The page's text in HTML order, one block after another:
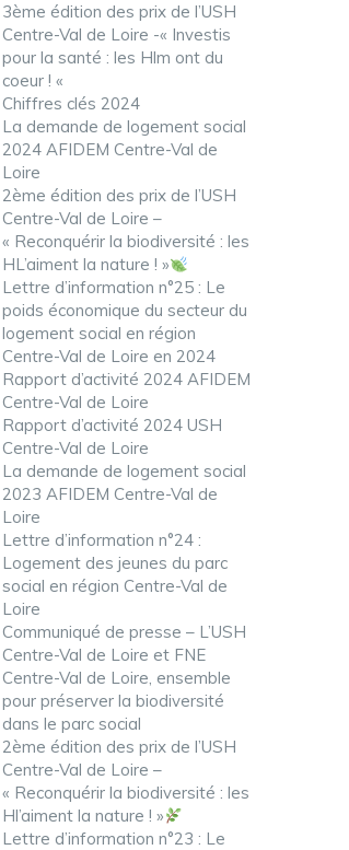
3ème édition des prix de l’USH
Centre-Val de Loire -« Investis
pour la santé : les Hlm ont du
coeur ! «
Chiffres clés 2024
La demande de logement social
2024 AFIDEM Centre-Val de
Loire
2ème édition des prix de l’USH
Centre-Val de Loire –
« Reconquérir la biodiversité : les
HL’aiment la nature ! »
Lettre d’information n°25 : Le
poids économique du secteur du
logement social en région
Centre-Val de Loire en 2024
Rapport d’activité 2024 AFIDEM
Centre-Val de Loire
Rapport d’activité 2024 USH
Centre-Val de Loire
La demande de logement social
2023 AFIDEM Centre-Val de
Loire
Lettre d’information n°24 :
Logement des jeunes du parc
social en région Centre-Val de
Loire
Communiqué de presse – L’USH
Centre-Val de Loire et FNE
Centre-Val de Loire, ensemble
pour préserver la biodiversité
dans le parc social
2ème édition des prix de l’USH
Centre-Val de Loire –
« Reconquérir la biodiversité : les
Hl’aiment la nature ! »
Lettre d’information n°23 : Le